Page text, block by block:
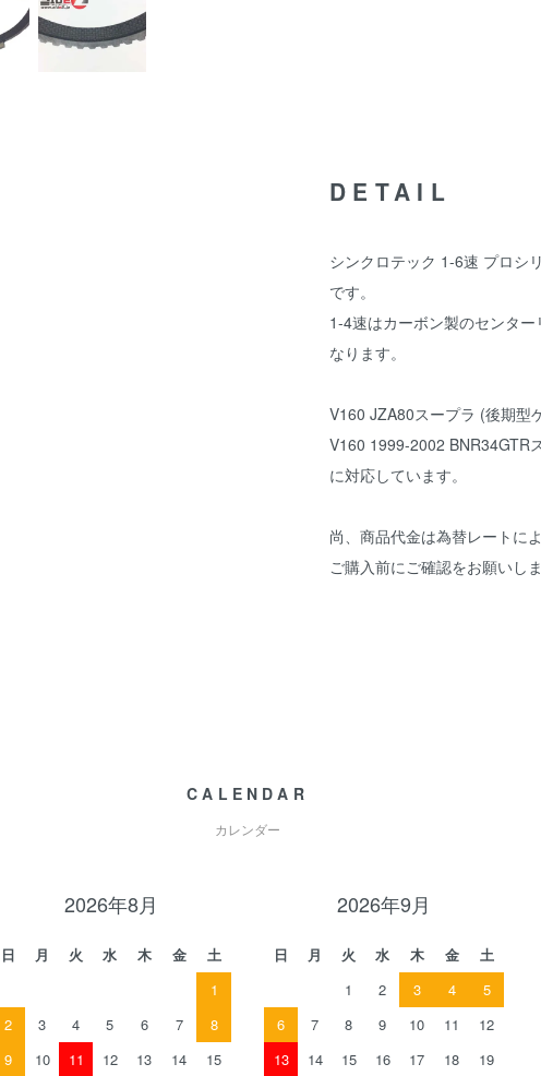
DETAIL
シンクロテック 1-6速 プロシ
です。
1-4速はカーボン製のセンタ
なります。
V160 JZA80スープラ (後期型
V160 1999-2002 BNR34GTR
に対応しています。
尚、商品代金は為替レートに
ご購入前にご確認をお願いしま
CALENDAR
カレンダー
2026年8月
日 月 火 水 木 金
土
1
2
3 4 5 6 7
8
9
10 11 12 13 14
15
2026年9月
日 月 火 水 木 金
土
1
2 3 4
5
6
7 8 9 10 11
12
13
14 15 16 17 18
19